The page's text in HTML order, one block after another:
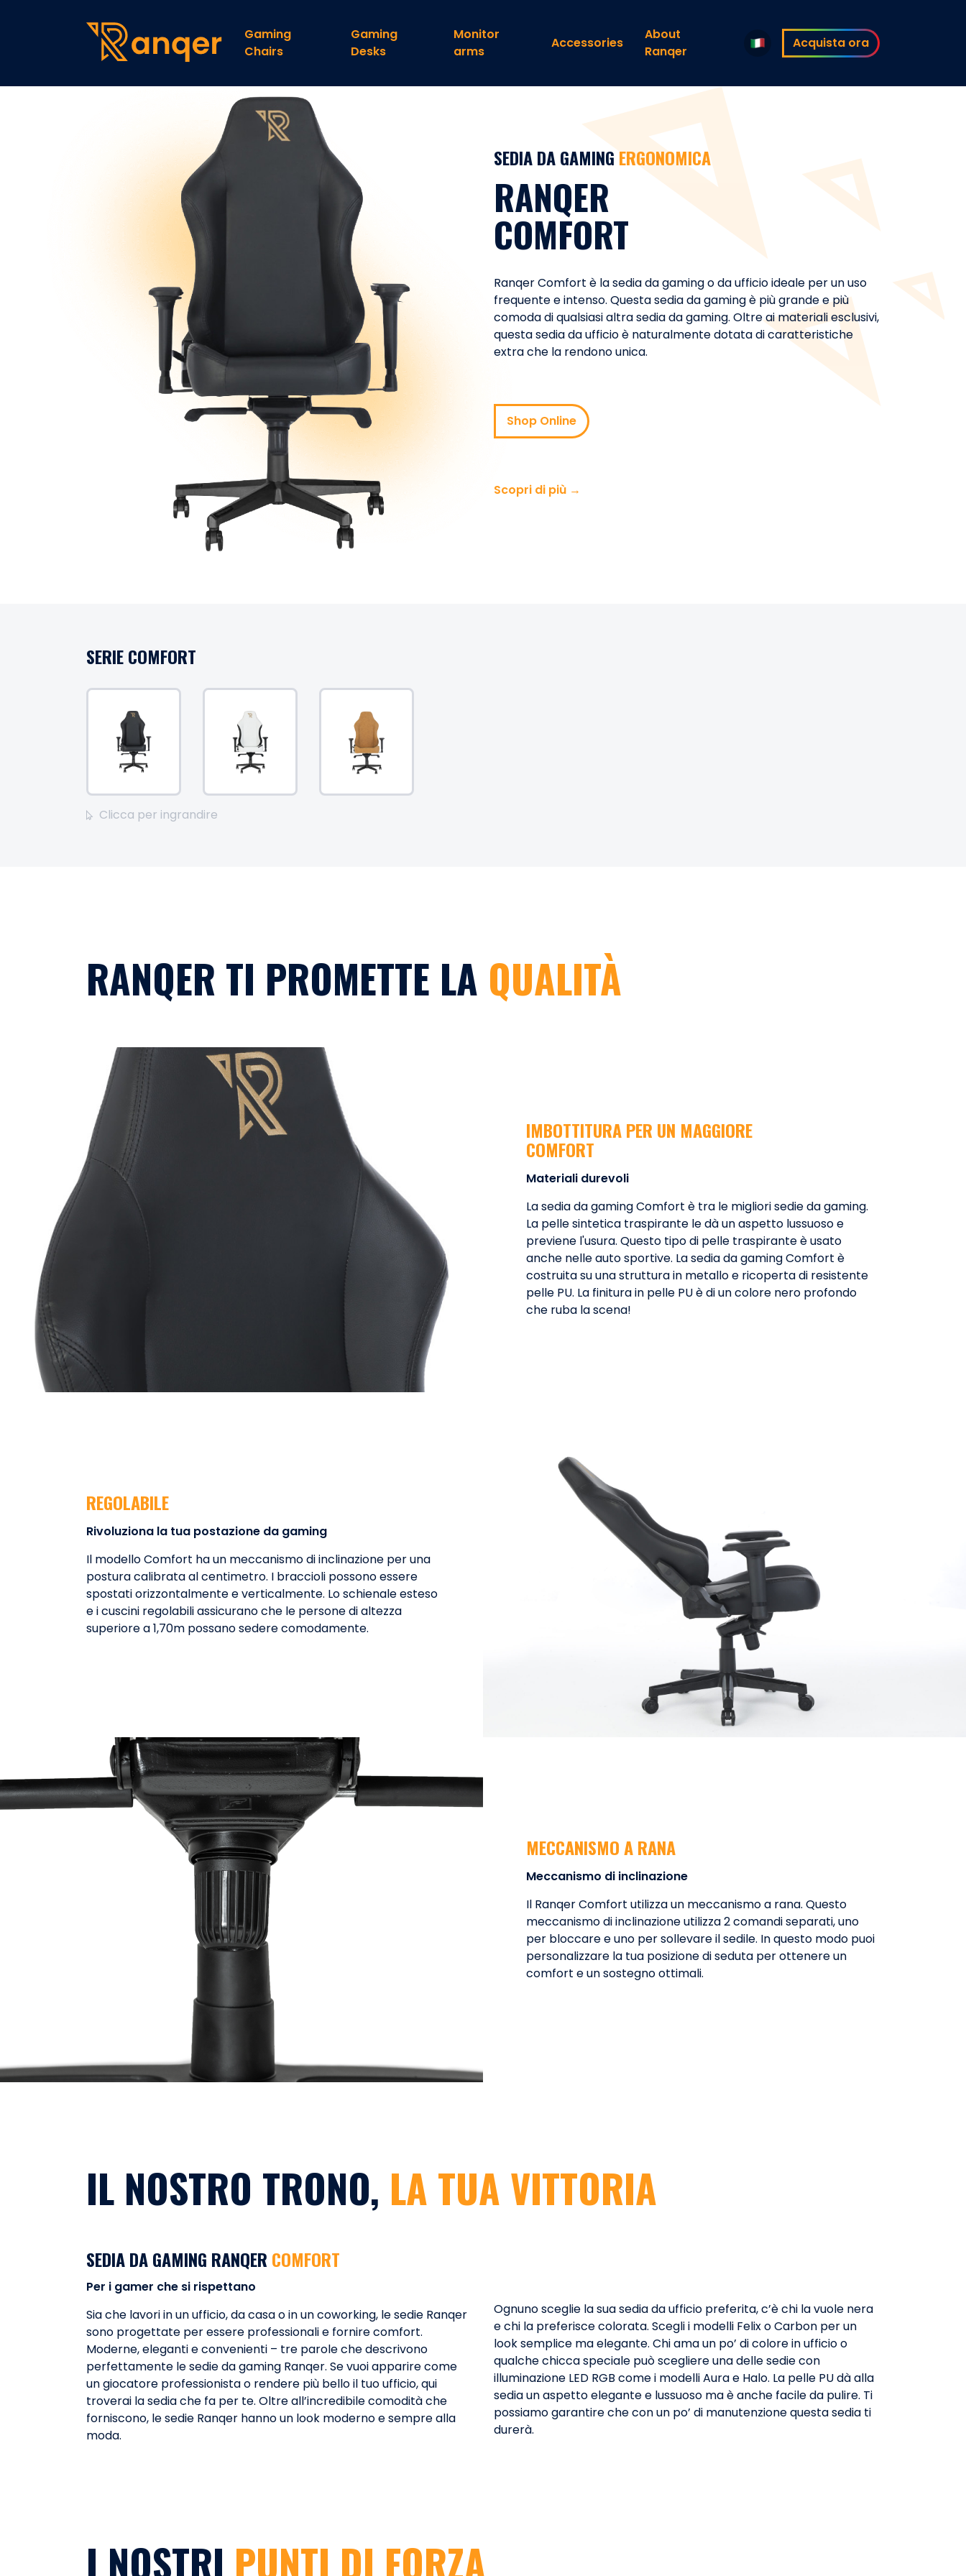
Gaming
Chairs
Gaming
Desks
Monitor
arms
Accessories
About
Ranqer
Acquista ora
SEDIA DA GAMING ERGONOMICA
RANQER
COMFORT
Ranqer Comfort è la sedia da gaming o da ufficio ideale per un uso
frequente e intenso. Questa sedia da gaming è più grande e più
comoda di qualsiasi altra sedia da gaming. Oltre ai materiali esclusivi,
questa sedia da ufficio è naturalmente dotata di caratteristiche
extra che la rendono unica.
Shop Online
Scopri di più →
SERIE COMFORT
Clicca per ingrandire
RANQER TI PROMETTE LA QUALITÀ
IMBOTTITURA PER UN MAGGIORE
COMFORT
Materiali durevoli
La sedia da gaming Comfort è tra le migliori sedie da gaming.
La pelle sintetica traspirante le dà un aspetto lussuoso e
previene l'usura. Questo tipo di pelle traspirante è usato
anche nelle auto sportive. La sedia da gaming Comfort è
costruita su una struttura in metallo e ricoperta di resistente
pelle PU. La finitura in pelle PU è di un colore nero profondo
che ruba la scena!
REGOLABILE
Rivoluziona la tua postazione da gaming
Il modello Comfort ha un meccanismo di inclinazione per una
postura calibrata al centimetro. I braccioli possono essere
spostati orizzontalmente e verticalmente. Lo schienale esteso
e i cuscini regolabili assicurano che le persone di altezza
superiore a 1,70m possano sedere comodamente.
MECCANISMO A RANA
Meccanismo di inclinazione
Il Ranqer Comfort utilizza un meccanismo a rana. Questo
meccanismo di inclinazione utilizza 2 comandi separati, uno
per bloccare e uno per sollevare il sedile. In questo modo puoi
personalizzare la tua posizione di seduta per ottenere un
comfort e un sostegno ottimali.
IL NOSTRO TRONO, LA TUA VITTORIA
SEDIA DA GAMING RANQER COMFORT
Per i gamer che si rispettano
Sia che lavori in un ufficio, da casa o in un coworking, le sedie Ranqer
sono progettate per essere professionali e fornire comfort.
Moderne, eleganti e convenienti – tre parole che descrivono
perfettamente le sedie da gaming Ranqer. Se vuoi apparire come
un giocatore professionista o rendere più bello il tuo ufficio, qui
troverai la sedia che fa per te. Oltre all’incredibile comodità che
forniscono, le sedie Ranqer hanno un look moderno e sempre alla
moda.
Ognuno sceglie la sua sedia da ufficio preferita, c’è chi la vuole nera
e chi la preferisce colorata. Scegli i modelli Felix o Carbon per un
look semplice ma elegante. Chi ama un po’ di colore in ufficio o
qualche chicca speciale può scegliere una delle sedie con
illuminazione LED RGB come i modelli Aura e Halo. La pelle PU dà alla
sedia un aspetto elegante e lussuoso ma è anche facile da pulire. Ti
possiamo garantire che con un po’ di manutenzione questa sedia ti
durerà.
I NOSTRI PUNTI DI FORZA